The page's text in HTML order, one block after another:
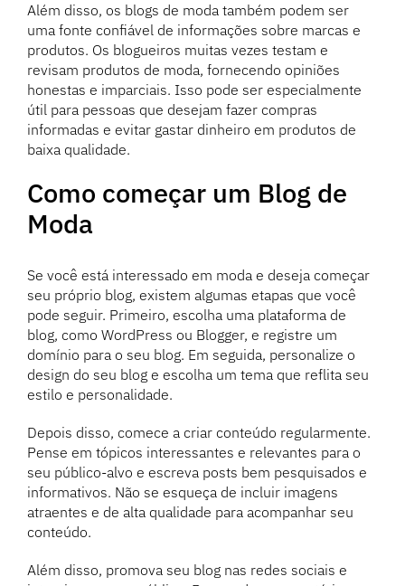
Além disso, os blogs de moda também podem ser
uma fonte confiável de informações sobre marcas e
produtos. Os blogueiros muitas vezes testam e
revisam produtos de moda, fornecendo opiniões
honestas e imparciais. Isso pode ser especialmente
útil para pessoas que desejam fazer compras
informadas e evitar gastar dinheiro em produtos de
baixa qualidade.
Como começar um Blog de
Moda
Se você está interessado em moda e deseja começar
seu próprio blog, existem algumas etapas que você
pode seguir. Primeiro, escolha uma plataforma de
blog, como WordPress ou Blogger, e registre um
domínio para o seu blog. Em seguida, personalize o
design do seu blog e escolha um tema que reflita seu
estilo e personalidade.
Depois disso, comece a criar conteúdo regularmente.
Pense em tópicos interessantes e relevantes para o
seu público-alvo e escreva posts bem pesquisados e
informativos. Não se esqueça de incluir imagens
atraentes e de alta qualidade para acompanhar seu
conteúdo.
Além disso, promova seu blog nas redes sociais e